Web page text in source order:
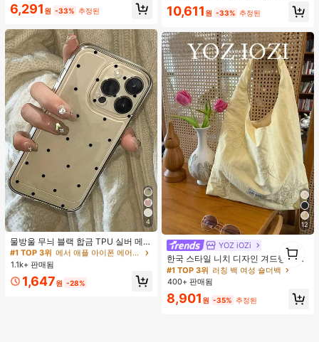
6,291 원 -33% 추정된
4
물방울 무늬 블랙 합금 TPU 실버 메탈
릭 엣지 충격 방지 패션 투명 폰 케이
스 1개 아이폰 16, 15, 14, 13, 12, 11 Pr
o Max, A55/54/53/52/51, S25/24/2
3/22/21 시리즈 봄 선물 파티 생일 기
념일 축하와 호환
#1 TOP 3위
에서 애플 아이폰 에어 패션 폰 케이스
높은 재방문 고객
#1 TOP 3위
에서 애플 아이폰 에어 패션 폰 케이스
높은 재방문 고객
#1 TOP 3위
에서 애플 아이폰 에어 패션 폰 케이스
높은 재방문 고객
#1 TOP 3위
에서 애플 아이폰 에어 패션 폰 케이스
높은 재방문 고객
1.1k+ 판매됨
1,647원 -28%
10,611 원 -33% 추정된
12
YOZ iOZi
한국 스타일 니치 디자인 겨드랑이 숄
더백, 다용도 패션 부드러운 여름 숄더
토트백 여성용,
#1 TOP 3위 러칭 백 여성 숄더백
거의 매진!
#1 TOP 3위 러칭 백 여성 숄더백
거의 매진!
#1 TOP 3위 러칭 백 여성 숄더백
거의 매진!
#1 TOP 3위
러칭 백 여성 숄더백
400+ 판매됨
8,901 원 -35% 추정된